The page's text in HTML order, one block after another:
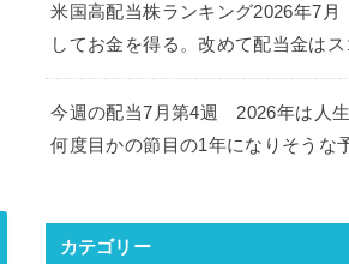
米国高配当株ランキング2026年7
してお金を得る。改めて配当金はス
今週の配当7月第4週 2026年は人
何度目かの節目の1年になりそうな
カテゴリー